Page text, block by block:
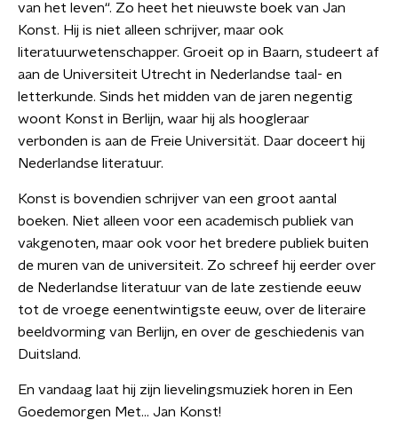
van het leven“. Zo heet het nieuwste boek van Jan
Konst. Hij is niet alleen schrijver, maar ook
literatuurwetenschapper. Groeit op in Baarn, studeert af
aan de Universiteit Utrecht in Nederlandse taal- en
letterkunde. Sinds het midden van de jaren negentig
woont Konst in Berlijn, waar hij als hoogleraar
verbonden is aan de Freie Universität. Daar doceert hij
Nederlandse literatuur.
Konst is bovendien schrijver van een groot aantal
boeken. Niet alleen voor een academisch publiek van
vakgenoten, maar ook voor het bredere publiek buiten
de muren van de universiteit. Zo schreef hij eerder over
de Nederlandse literatuur van de late zestiende eeuw
tot de vroege eenentwintigste eeuw, over de literaire
beeldvorming van Berlijn, en over de geschiedenis van
Duitsland.
En vandaag laat hij zijn lievelingsmuziek horen in Een
Goedemorgen Met… Jan Konst!